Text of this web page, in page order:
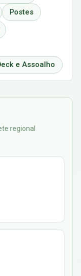
Postes
e Assoalho
regional